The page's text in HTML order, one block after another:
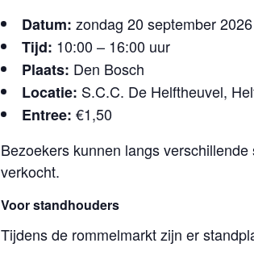
Datum: zondag 20 september 2026
Tijd: 10:00 – 16:00 uur
Plaats: Den Bosch
Locatie: S.C.C. De Helftheuvel,
Entree: €1,50
Bezoekers kunnen langs
verkocht.
Voor standhouders
Tijdens de rommelmarkt zijn er